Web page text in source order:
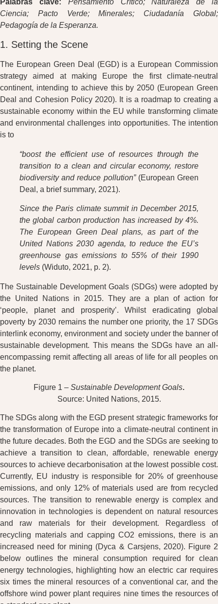
Palabras clave: Pensamiento Crítico; Naturaleza de la
Ciencia; Pacto Verde; Minerales; Ciudadanía Global;
Pedagogía de la Esperanza.
1. Setting the Scene
The European Green Deal (EGD) is a European Commission
strategy aimed at making Europe the first climate-neutral
continent, intending to achieve this by 2050 (European Green
Deal and Cohesion Policy 2020). It is a roadmap to creating a
sustainable economy within the EU while transforming climate
and environmental challenges into opportunities. The intention
is to
“boost the efficient use of resources through the
transition to a clean and circular economy, restore
biodiversity and reduce pollution” (European Green
Deal, a brief summary, 2021).
Since the Paris climate summit in December 2015,
the global carbon production has increased by 4%.
The European Green Deal plans, as part of the
United Nations 2030 agenda, to reduce the EU’s
greenhouse gas emissions to 55% of their 1990
levels (Widuto, 2021, p. 2).
The Sustainable Development Goals (SDGs) were adopted by
the United Nations in 2015. They are a plan of action for
‘people, planet and prosperity’. Whilst eradicating global
poverty by 2030 remains the number one priority, the 17 SDGs
interlink economy, environment and society under the banner of
sustainable development. This means the SDGs have an all-
encompassing remit affecting all areas of life for all peoples on
the planet.
Figure 1 – Sustainable Development Goals.
Source: United Nations, 2015.
The SDGs along with the EGD present strategic frameworks for
the transformation of Europe into a climate-neutral continent in
the future decades. Both the EGD and the SDGs are seeking to
achieve a transition to clean, affordable, renewable energy
sources to achieve decarbonisation at the lowest possible cost.
Currently, EU industry is responsible for 20% of greenhouse
emissions, and only 12% of materials used are from recycled
sources. The transition to renewable energy is complex and
innovation in technologies is dependent on natural resources
and raw materials for their development. Regardless of
recycling materials and capping CO2 emissions, there is an
increased need for mining (Dyca & Carsjens, 2020). Figure 2
below outlines the mineral consumption required for clean
energy technologies, highlighting how an electric car requires
six times the mineral resources of a conventional car, and the
offshore wind power plant requires nine times the resources of